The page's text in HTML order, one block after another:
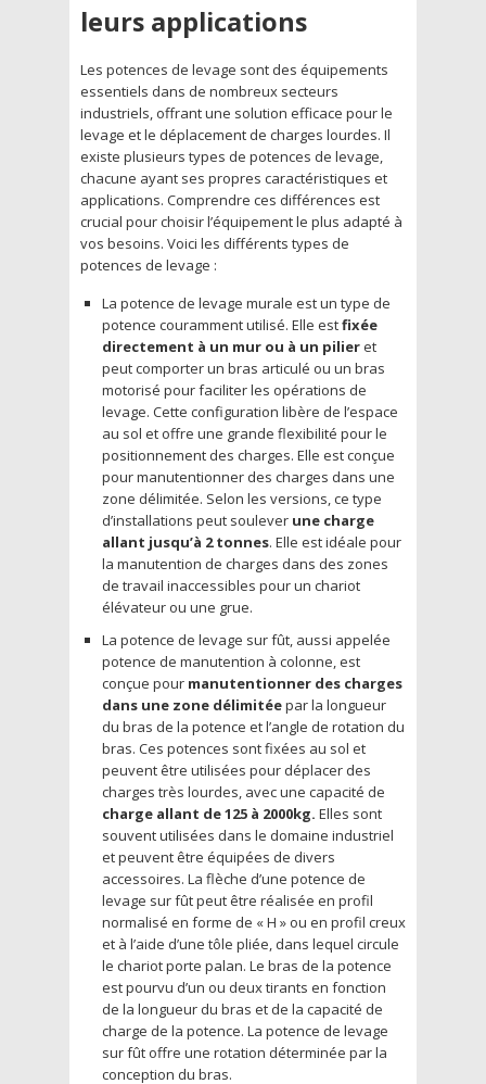
leurs applications
Les potences de levage sont des équipements
essentiels dans de nombreux secteurs
industriels, offrant une solution efficace pour le
levage et le déplacement de charges lourdes. Il
existe plusieurs types de potences de levage,
chacune ayant ses propres caractéristiques et
applications. Comprendre ces différences est
crucial pour choisir l’équipement le plus adapté à
vos besoins. Voici les différents types de
potences de levage :
La potence de levage murale est un type de
potence couramment utilisé. Elle estfixée
directement à un mur ou à un pilieret
peut comporter un bras articulé ou un bras
motorisé pour faciliter les opérations de
levage. Cette configuration libère de l’espace
au sol et offre une grande flexibilité pour le
positionnement des charges. Elle est conçue
pour manutentionner des charges dans une
zone délimitée. Selon les versions, ce type
d’installations peut soulever une charge
allant jusqu’à 2 tonnes. Elle est idéale pour
la manutention de charges dans des zones
de travail inaccessibles pour un chariot
élévateur ou une grue.
La potence de levage sur fût, aussi appelée
potence de manutention à colonne, est
conçue pour manutentionner des charges
dans une zone délimitéepar la longueur
du bras de la potence et l’angle de rotation du
bras. Ces potences sont fixées au sol et
peuvent être utilisées pour déplacer des
charges très lourdes, avec une capacité de
charge allant de 125 à 2000kg. Elles sont
souvent utilisées dans le domaine industriel
et peuvent être équipées de divers
accessoires. La flèche d’une potence de
levage sur fût peut être réalisée en profil
normalisé en forme de « H » ou en profil creux
et à l’aide d’une tôle pliée, dans lequel circule
le chariot porte palan. Le bras de la potence
est pourvu d’un ou deux tirants en fonction
de la longueur du bras et de la capacité de
charge de la potence. La potence de levage
sur fût offre une rotation déterminée par la
conception du bras.